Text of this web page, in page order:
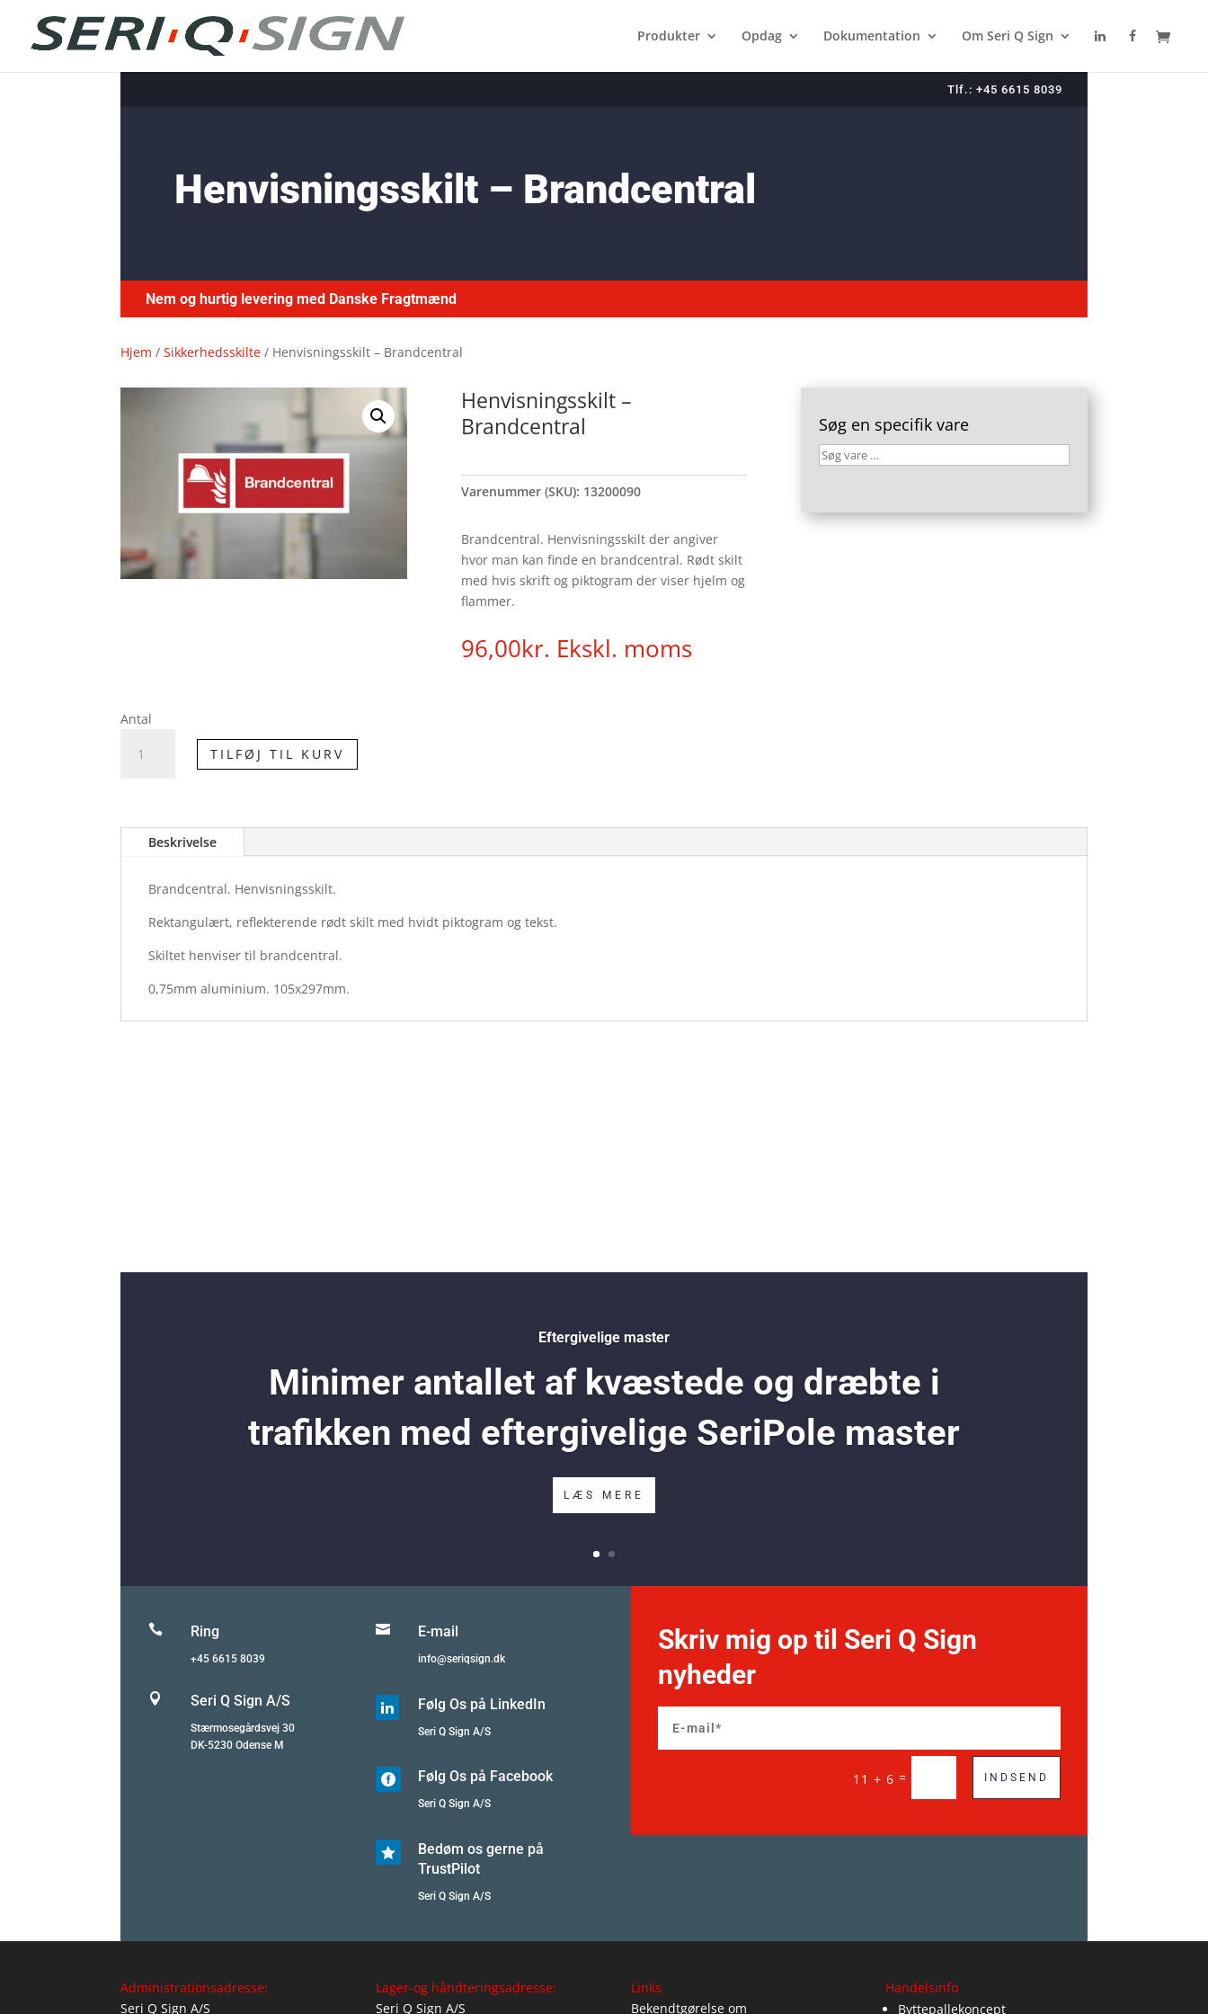
Produkter Opdag Dokumentation Om Seri Q Sign
Tlf.: +45 6615 8039
Henvisningsskilt – Brandcentral
Nem og hurtig levering med Danske Fragtmænd
Hjem /Sikkerhedsskilte / Henvisningsskilt – Brandcentral
Henvisningsskilt –
Brandcentral
Varenummer (SKU): 13200090
Brandcentral. Henvisningsskilt der angiver
hvor man kan finde en brandcentral. Rødt skilt
med hvis skrift og piktogram der viser hjelm og
flammer.
96,00kr. Ekskl. moms
Søg en specifik vare
Søg
Antal
Henvisningsskilt
TILFØJ TIL KURV
Beskrivelse
Brandcentral. Henvisningsskilt.
Rektangulært, reflekterende rødt skilt med hvidt piktogram og tekst.
Skiltet henviser til brandcentral.
0,75mm aluminium. 105x297mm.
Eftergivelige master
Minimer antallet af kvæstede og dræbte i
trafikken med eftergivelige SeriPole master
LÆS MERE
 Ring
+45 6615 8039
 Seri Q Sign A/S
Stærmosegårdsvej 30
DK-5230 Odense M
 E-mail
info@seriqsign.dk
 Følg Os på LinkedIn
Seri Q Sign A/S
 Følg Os på Facebook
Seri Q Sign A/S

Bedøm os gerne på
TrustPilot
Seri Q Sign A/S
Skriv mig op til Seri Q Sign
nyheder
11 + 6 = INDSEND
Administrationsadresse:
Seri Q Sign A/S
Lager-og håndteringsadresse:
Seri Q Sign A/S
Links
Bekendtgørelse om
Handelsinfo
Byttepallekoncept